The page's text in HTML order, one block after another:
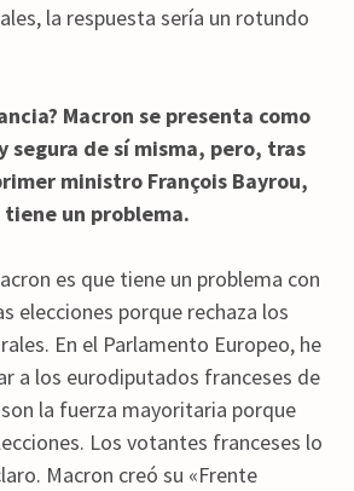
la respuesta sería un rotundo
Macron se presenta como
segura de sí misma, pero, tras
ministro François Bayrou,
un problema.
es que tiene un problema con
elecciones porque rechaza los
En el Parlamento Europeo, he
a los eurodiputados franceses de
la fuerza mayoritaria porque
Los votantes franceses lo
Macron creó su «Frente